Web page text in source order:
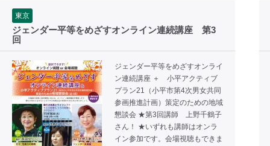
東京
ジェンダー平等をめざすオンライン連続講座 第3
回
ジェンダー平等をめざすオンライ
ン連続講座 ＋ 小平アクティブ
プラン21（小平市第4次男女共同
参画推進計画）策定のための地域
懇談会 ★第3回講師 上野千鶴子
さん！ ★いずれも講師はオンラ
イン参加です。会場視聴もできま